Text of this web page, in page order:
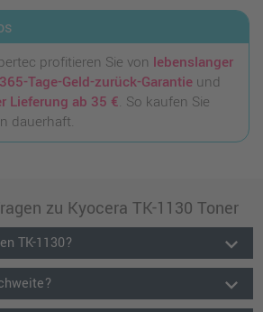
profitieren Sie von lebenslanger
365-Tage-Geld-zurück-Garantieund
Lieferung ab 35 €. So kaufen Sie
dauerhaft.
zu Kyocera TK-1130 Toner
TK-1130? keyboard_arrow_down
keyboard_arrow_down